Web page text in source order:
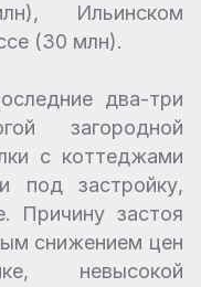
Ильинском
(30 млн).
два-три
загородной
с коттеджами
под застройку,
Причину застоя
снижением цен
невысокой